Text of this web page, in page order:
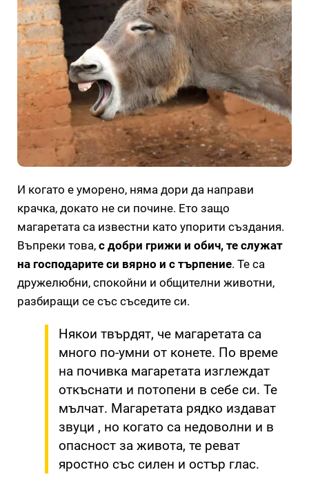
И когато е уморено, няма дори да направи
крачка, докато не си почине. Ето защо
магаретата са известни като упорити създания.
Въпреки това, с добри грижи и обич, те служат
на господарите си вярно и с търпение. Те са
дружелюбни, спокойни и общителни животни,
разбиращи се със съседите си.
Някои твърдят, че магаретата са
много по-умни от конете. По време
на почивка магаретата изглеждат
откъснати и потопени в себе си. Те
мълчат. Магаретата рядко издават
звуци , но когато са недоволни и в
опасност за живота, те реват
яростно със силен и остър глас.